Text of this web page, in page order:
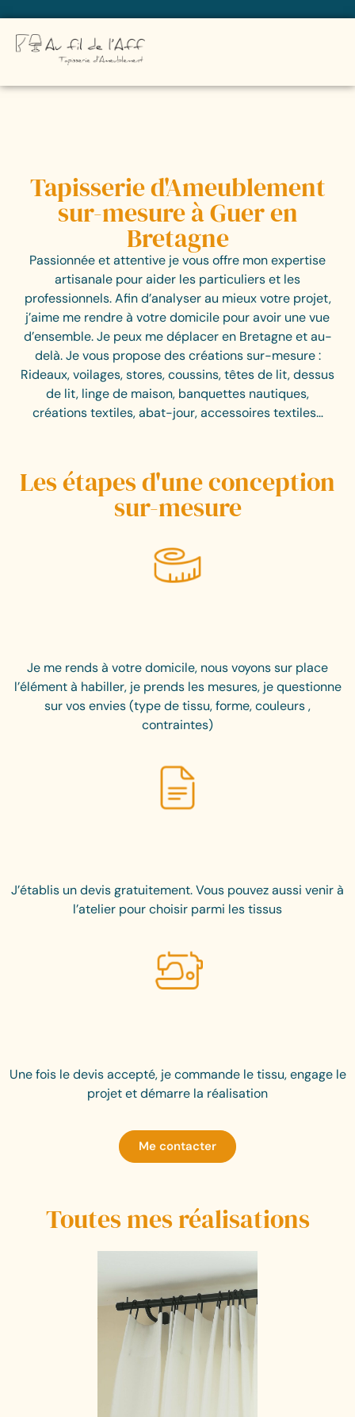
Tapisserie d'Ameublement
sur-mesure à Guer en
Bretagne
Passionnée et attentive je vous offre mon expertise
artisanale pour aider les particuliers et les
professionnels. Afin d’analyser au mieux votre projet,
j’aime me rendre à votre domicile pour avoir une vue
d’ensemble. Je peux me déplacer en Bretagne et au-
delà. Je vous propose des créations sur-mesure :
Rideaux, voilages, stores, coussins, têtes de lit, dessus
de lit, linge de maison, banquettes nautiques,
créations textiles, abat-jour, accessoires textiles…
Les étapes d'une conception
sur-mesure
Je me rends à votre domicile, nous voyons sur place
l’élément à habiller, je prends les mesures, je questionne
sur vos envies (type de tissu, forme, couleurs ,
contraintes)
J’établis un devis gratuitement. Vous pouvez aussi venir à
l’atelier pour choisir parmi les tissus
Une fois le devis accepté, je commande le tissu, engage le
projet et démarre la réalisation
Me contacter
Toutes mes réalisations